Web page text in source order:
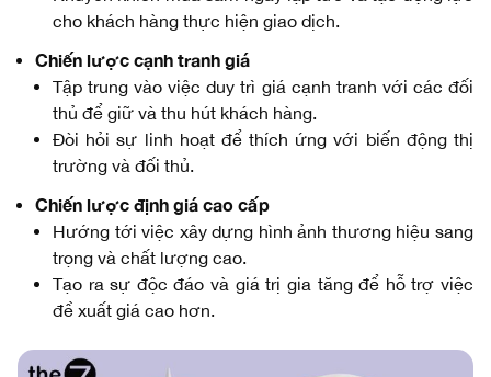
cho khách hàng thực hiện giao dịch.
Chiến lược cạnh tranh giá
Tập trung vào việc duy trì giá cạnh tranh với các đối
thủ để giữ và thu hút khách hàng.
Đòi hỏi sự linh hoạt để thích ứng với biến động thị
trường và đối thủ.
Chiến lược định giá cao cấp
Hướng tới việc xây dựng hình ảnh thương hiệu sang
trọng và chất lượng cao.
Tạo ra sự độc đáo và giá trị gia tăng để hỗ trợ việc
đề xuất giá cao hơn.